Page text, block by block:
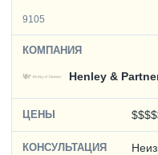
9105
Henley &